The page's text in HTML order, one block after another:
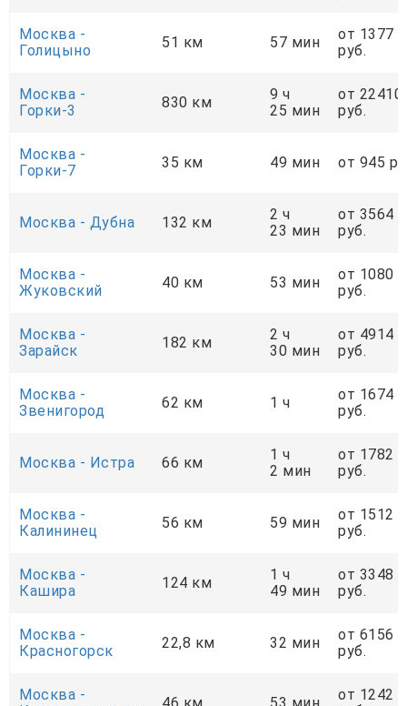
Москва -
Голицыно
51 км 57 мин
от 1377
руб.
Москва -
Горки-3
830 км
9 ч
25 мин
от 22410
руб.
Москва -
Горки-7
35 км 49 мин от 945
Москва - Дубна 132 км
2 ч
23 мин
от 3564
руб.
Москва -
Жуковский
40 км 53 мин
от 1080
руб.
Москва -
Зарайск
182 км
2 ч
30 мин
от 4914
руб.
Москва -
Звенигород
62 км 1 ч
от 1674
руб.
Москва - Истра 66 км
1 ч
2 мин
от 1782
руб.
Москва -
Калининец
56 км 59 мин
от 1512
руб.
Москва -
Кашира
124 км
1 ч
49 мин
от 3348
руб.
Москва -
Красногорск
22,8 км 32 мин
от 6156
руб.
Москва -
46 км 53 мин
от 1242